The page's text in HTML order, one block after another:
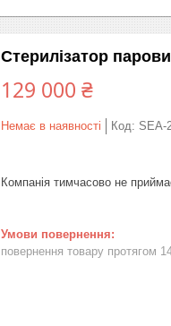
Стерилізатор
129 000 ₴
Немає в наявності Код: SEA-
Компанія тимчасово не
повернення товару протягом